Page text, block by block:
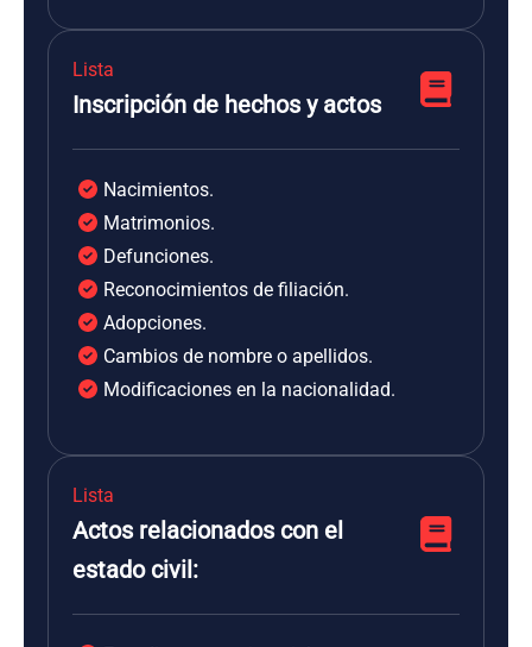
Lista
Inscripción de hechos y actos
Nacimientos.
Matrimonios.
Defunciones.
Reconocimientos de filiación.
Adopciones.
Cambios de nombre o apellidos.
Modificaciones en la nacionalidad.
Lista
Actos relacionados con el
estado civil: